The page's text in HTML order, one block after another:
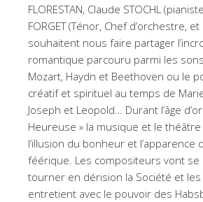
FLORESTAN, Claude STOCHL
FORGET (Ténor, Chef d’orchestre,
souhaitent nous faire partager
romantique parcouru parmi les
Mozart, Haydn et Beethoven ou le
créatif et spirituel au temps de
Joseph et Leopold… Durant l’âge
Heureuse » la musique et le
l’illusion du bonheur et l’apparence
féérique. Les compositeurs vont
tourner en dérision la Société et les
entretient avec le pouvoir des